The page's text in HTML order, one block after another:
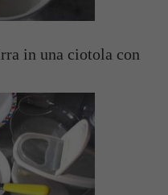
in una ciotola con